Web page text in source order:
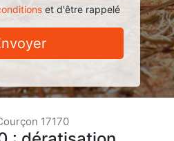
et d'être rappelé
17170